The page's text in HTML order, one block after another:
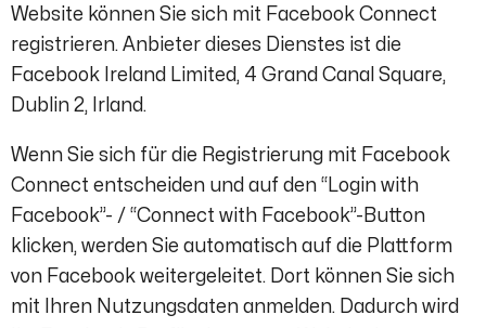
Website können Sie sich mit Facebook Connect
registrieren. Anbieter dieses Dienstes ist die
Facebook Ireland Limited, 4 Grand Canal Square,
Dublin 2, Irland.
Wenn Sie sich für die Registrierung mit Facebook
Connect entscheiden und auf den “Login with
Facebook”- / “Connect with Facebook”-Button
klicken, werden Sie automatisch auf die Plattform
von Facebook weitergeleitet. Dort können Sie sich
mit Ihren Nutzungsdaten anmelden. Dadurch wird